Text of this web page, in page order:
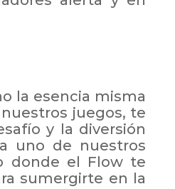
la esencia misma
juegos, te
y la diversión
uno de nuestros
donde el Flow te
sumergirte en la